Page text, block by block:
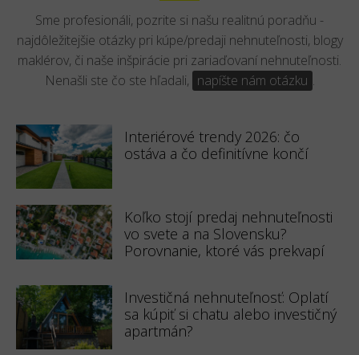
Sme profesionáli, pozrite si našu realitnú poradňu -
najdôležitejšie otázky pri kúpe/predaji nehnuteľnosti, blogy
maklérov, či naše inšpirácie pri zariaďovaní nehnuteľnosti.
Nenašli ste čo ste hľadali, napíšte nám otázku .
Interiérové trendy 2026: čo
ostáva a čo definitívne končí
Koľko stojí predaj nehnuteľnosti
vo svete a na Slovensku?
Porovnanie, ktoré vás prekvapí
Investičná nehnuteľnosť: Oplatí
sa kúpiť si chatu alebo investičný
apartmán?